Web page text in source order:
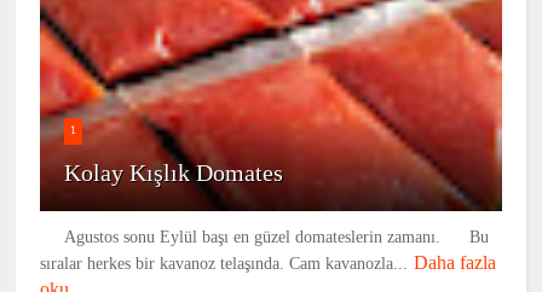
1
Kolay Kışlık Domates
Agustos sonu Eylül başı en güzel domateslerin zamanı. Bu
sıralar herkes bir kavanoz telaşında. Cam kavanozla... Daha fazla